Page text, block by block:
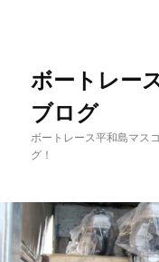
ボートレー
ブログ
ボートレース平和島マス
グ！